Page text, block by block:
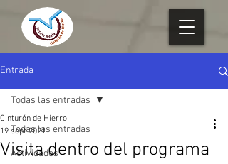
Entrada
Todas las entradas
Actividades
Todas las entradas
Visita dentro del programa
Cinturón de Hierro
19 sept 2021